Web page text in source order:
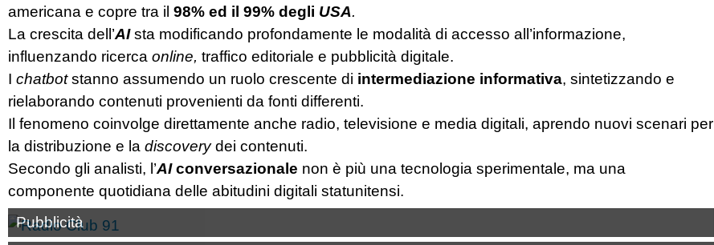
americana e copre tra il 98% ed il 99% degli USA.
La crescita dell’AIsta modificando profondamente le modalità di accesso all’informazione,
influenzando ricerca online, traffico editoriale e pubblicità digitale.
I chatbotstanno assumendo un ruolo crescente di intermediazione informativa, sintetizzando e
rielaborando contenuti provenienti da fonti differenti.
Il fenomeno coinvolge direttamente anche radio, televisione e media digitali, aprendo nuovi scenari per
la distribuzione e la discoverydei contenuti.
Secondo gli analisti, l’AIconversazionale non è più una tecnologia sperimentale, ma una
componente quotidiana delle abitudini digitali statunitensi.
Pubblicità